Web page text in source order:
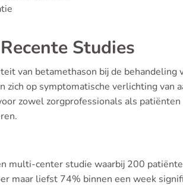
Studies
van betamethason bij de behandeling
op symptomatische verlichting van
zowel zorgprofessionals als patiënten
multi-center studie waarbij 200
maar liefst 74% binnen een week